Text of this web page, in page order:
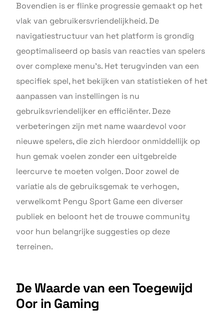
Bovendien is er flinke progressie gemaakt op het
vlak van gebruikersvriendelijkheid. De
navigatiestructuur van het platform is grondig
geoptimaliseerd op basis van reacties van spelers
over complexe menu’s. Het terugvinden van een
specifiek spel, het bekijken van statistieken of het
aanpassen van instellingen is nu
gebruiksvriendelijker en efficiënter. Deze
verbeteringen zijn met name waardevol voor
nieuwe spelers, die zich hierdoor onmiddellijk op
hun gemak voelen zonder een uitgebreide
leercurve te moeten volgen. Door zowel de
variatie als de gebruiksgemak te verhogen,
verwelkomt Pengu Sport Game een diverser
publiek en beloont het de trouwe community
voor hun belangrijke suggesties op deze
terreinen.
De Waarde van een Toegewijd
Oor in Gaming